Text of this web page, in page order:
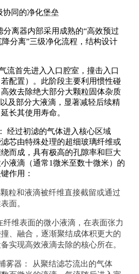
协同的净化堡垒
分离器内部采用成熟的“高效预过
分离”三级净化流程，结构设计
流首先进入入口腔室，撞击入口
配置）。此阶段主要利用惯性碰
效去除绝大部分大颗粒固体杂质
以及部分大液滴，显著减轻后续精
长其使用寿命。
经过初滤的气体进入核心区域
滤芯由特殊处理的超细玻璃纤维或
而成，具有极高的孔隙率和巨大
液滴（通常1微米至数十微米）的
作用：
粒和液滴被纤维直接截留或通过
面。
维表面的微小液滴，在表面张力
、融合，逐渐聚结成体积更大的
实现高效液滴去除的核心所在。
雾器： 从聚结滤芯流出的气体